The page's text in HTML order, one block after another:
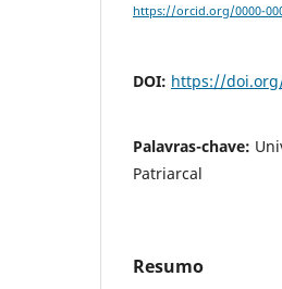
https://orcid.org/0000-
DOI: https://doi.org/
Palavras-chave:
Patriarcal
Resumo